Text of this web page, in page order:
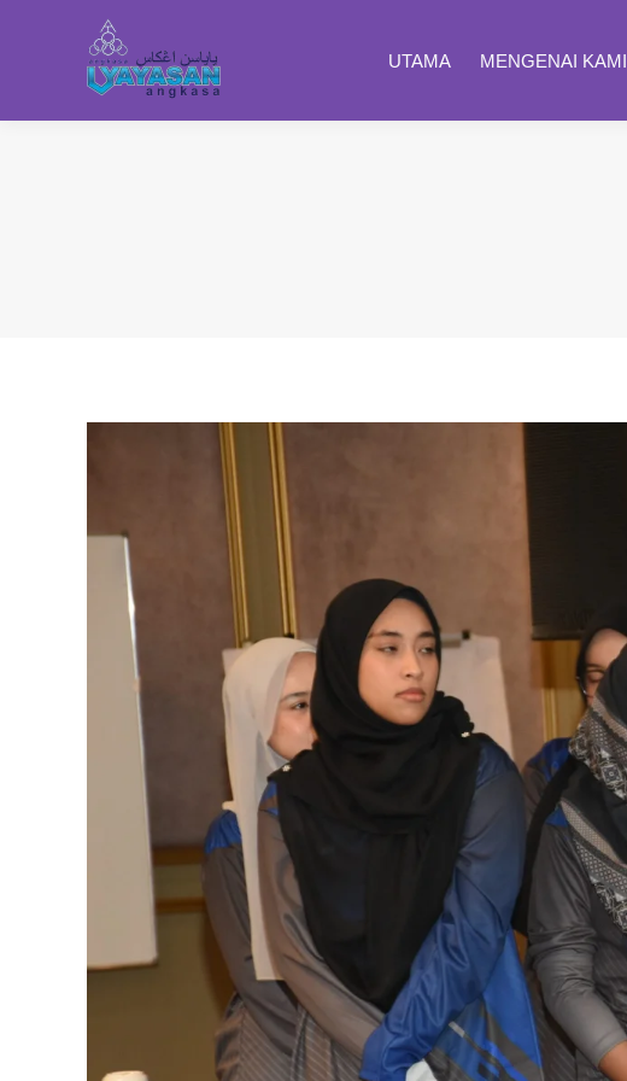
UTAMA MENGENAI KAMI